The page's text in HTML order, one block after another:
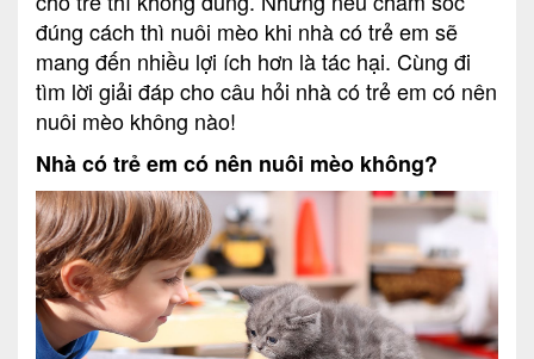
đúng cách thì nuôi mèo khi nhà có trẻ em sẽ
mang đến nhiều lợi ích hơn là tác hại. Cùng đi
tìm lời giải đáp cho câu hỏi nhà có trẻ em có nên
nuôi mèo không nào!
Nhà có trẻ em có nên nuôi mèo không?